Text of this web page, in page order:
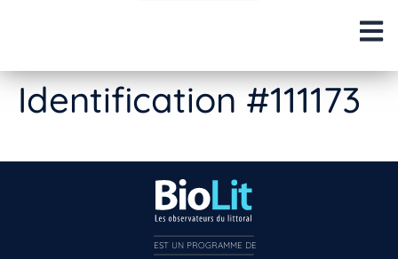
Identification #111173